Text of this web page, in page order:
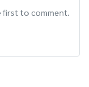
first to comment.